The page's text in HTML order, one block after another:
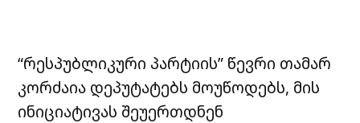
“რესპუბლიკური პარტიის” წევრი თამარ
კორძაია დეპუტატებს მოუწოდებს, მის
ინიციატივას შეუერთდნენ